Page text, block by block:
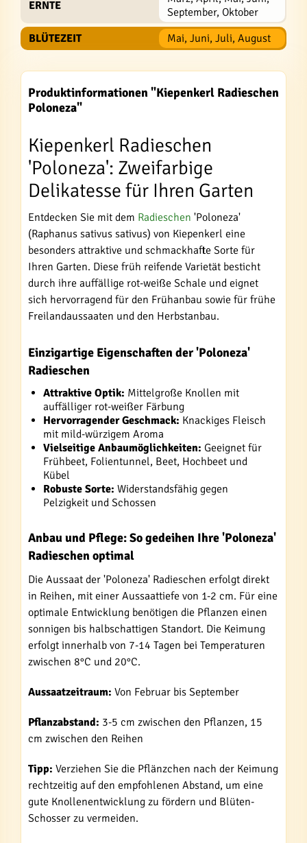
ERNTE
September, Oktober
BLÜTEZEIT
Mai, Juni, Juli, August
Produktinformationen "Kiepenkerl Radieschen
Poloneza"
Kiepenkerl Radieschen
'Poloneza': Zweifarbige
Delikatesse für Ihren Garten
Entdecken Sie mit dem Radieschen 'Poloneza'
(Raphanus sativus sativus) von Kiepenkerl eine
besonders attraktive und schmackhafte Sorte für
Ihren Garten. Diese früh reifende Varietät besticht
durch ihre auffällige rot-weiße Schale und eignet
sich hervorragend für den Frühanbau sowie für frühe
Freilandaussaaten und den Herbstanbau.
Einzigartige Eigenschaften der 'Poloneza'
Radieschen
Attraktive Optik: Mittelgroße Knollen mit
auffälliger rot-weißer Färbung
Hervorragender Geschmack: Knackiges Fleisch
mit mild-würzigem Aroma
Vielseitige Anbaumöglichkeiten: Geeignet für
Frühbeet, Folientunnel, Beet, Hochbeet und
Kübel
Robuste Sorte: Widerstandsfähig gegen
Pelzigkeit und Schossen
Anbau und Pflege: So gedeihen Ihre 'Poloneza'
Radieschen optimal
Die Aussaat der 'Poloneza' Radieschen erfolgt direkt
in Reihen, mit einer Aussaattiefe von 1-2 cm. Für eine
optimale Entwicklung benötigen die Pflanzen einen
sonnigen bis halbschattigen Standort. Die Keimung
erfolgt innerhalb von 7-14 Tagen bei Temperaturen
zwischen 8°C und 20°C.
Aussaatzeitraum: Von Februar bis September
Pflanzabstand: 3-5 cm zwischen den Pflanzen, 15
cm zwischen den Reihen
Tipp: Verziehen Sie die Pflänzchen nach der Keimung
rechtzeitig auf den empfohlenen Abstand, um eine
gute Knollenentwicklung zu fördern und Blüten-
Schosser zu vermeiden.